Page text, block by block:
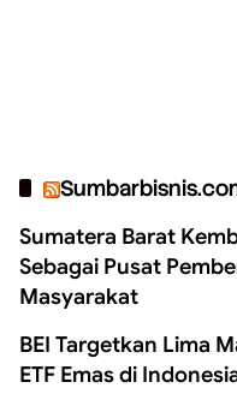
Sumatera Barat
Sebagai Pusat
Masyarakat
BEI Targetkan Lima
ETF Emas di